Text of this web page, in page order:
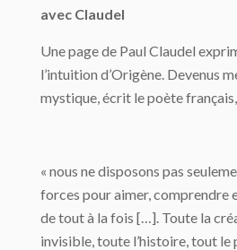
avec Claudel
Une page de Paul Claudel
l’intuition d’Origène. Devenus
mystique, écrit le poète français,
« nous ne disposons pas
forces pour aimer, comprendre
de tout à la fois […]. Toute la
invisible, toute l’histoire, tout le